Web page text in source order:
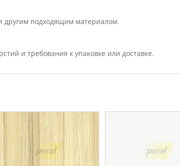
подходящим материалом.
и требования к упаковке или доставке.